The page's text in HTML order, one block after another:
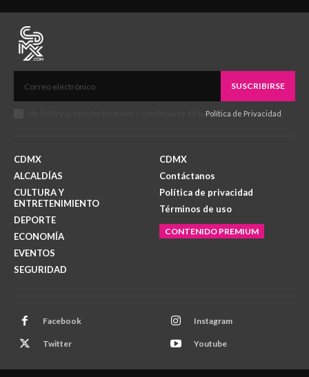
SUSCRIBIRSE
Política de Privacidad
CDMX
ALCALDÍAS
CULTURA Y
ENTRETENIMIENTO
DEPORTE
ECONOMÍA
EVENTOS
SEGURIDAD
CDMX
Contáctanos
Política de privacidad
Términos de uso
CONTENIDO PREMIUM
Facebook Instagram
Twitter Youtube